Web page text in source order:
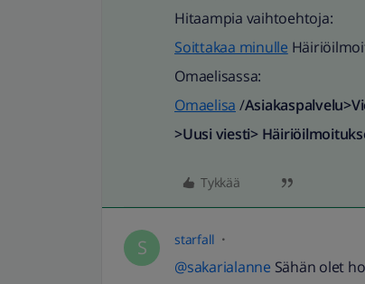
Hitaampia vaihtoehtoja:
Soittakaa minulle
Omaelisassa:
Omaelisa /
>Uusi viesti>
Tykkää
S starfall
@sakarialanne Sähän olet